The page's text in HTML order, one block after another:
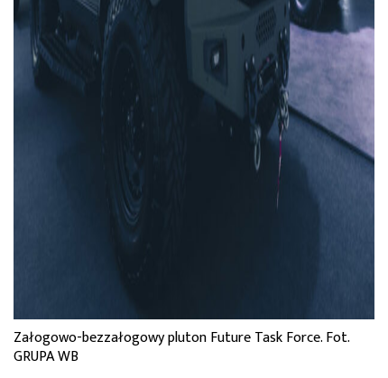
Załogowo-bezzałogowy pluton Future Task Force. Fot.
GRUPA WB